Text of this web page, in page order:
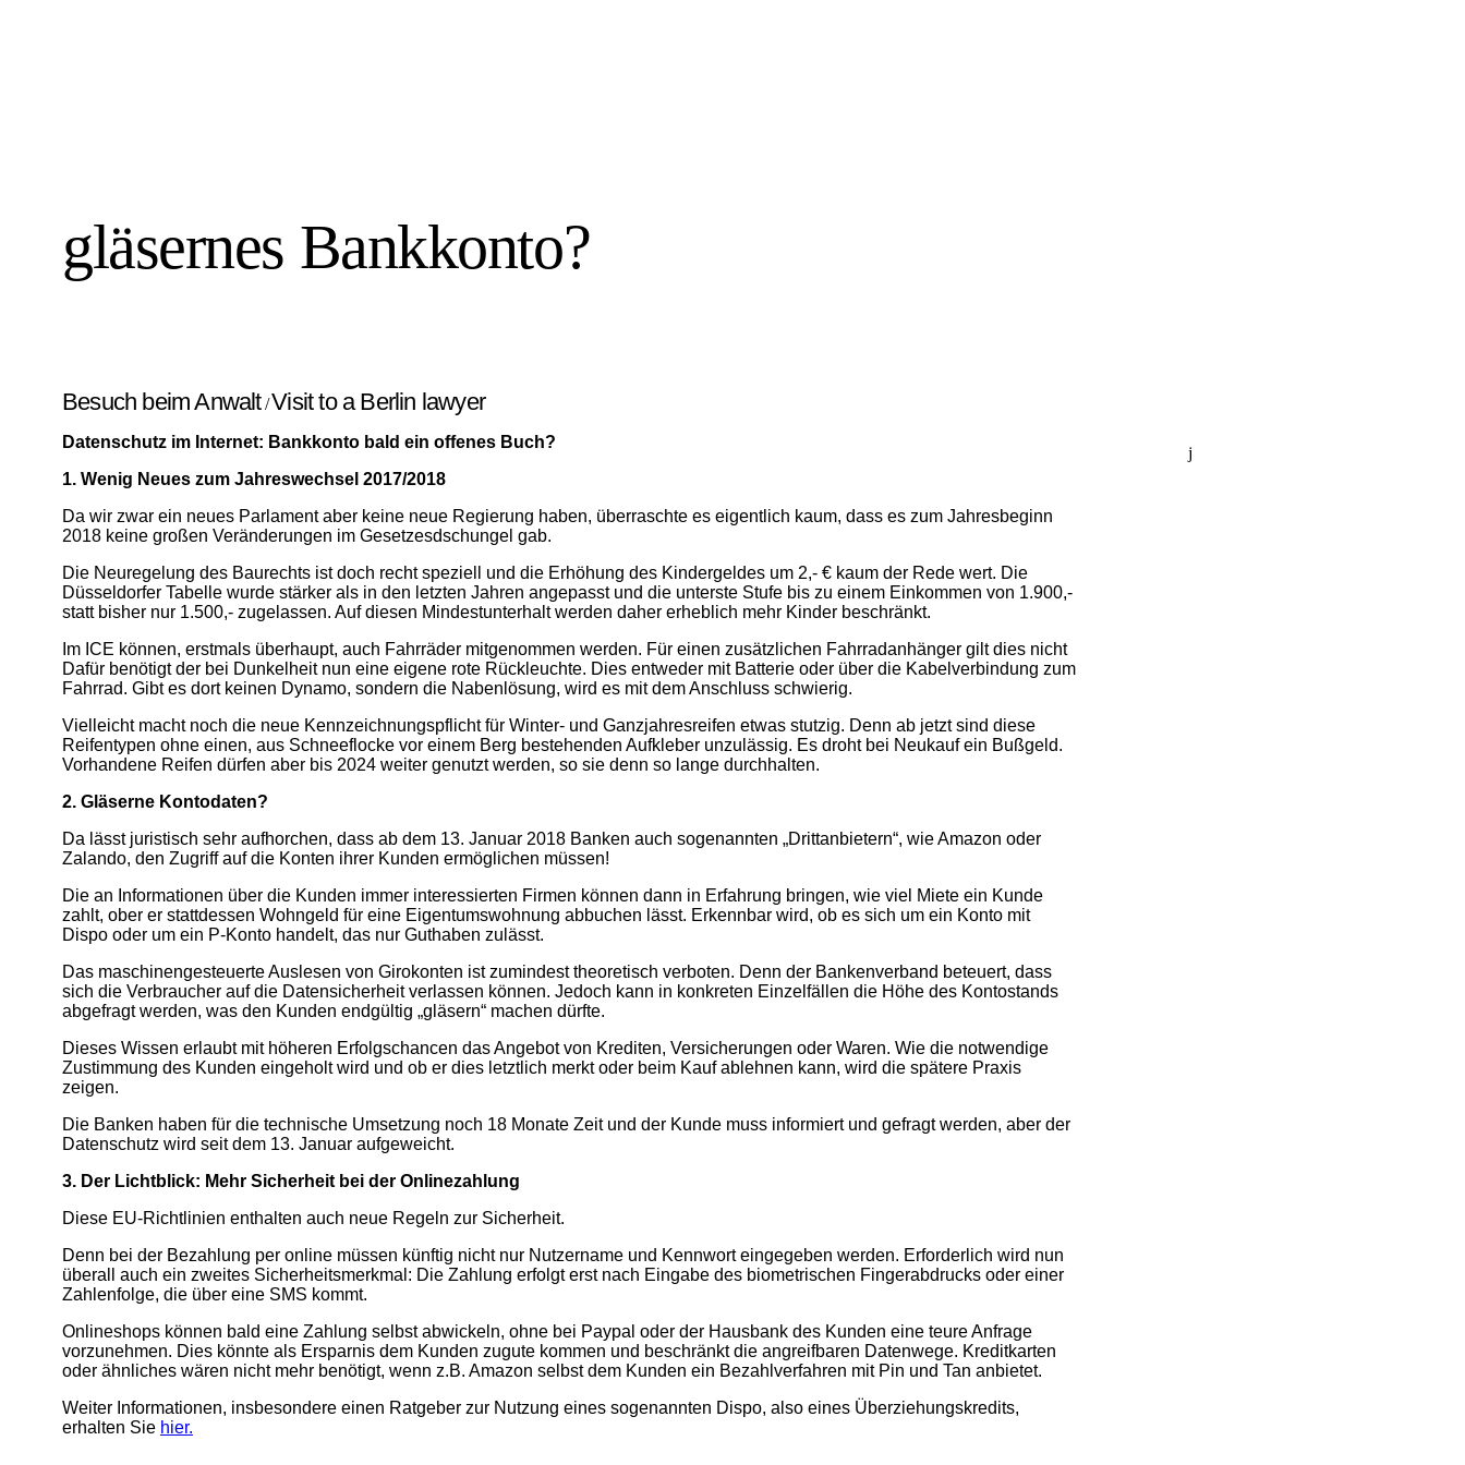
gläsernes Bankkonto?
Besuch beim Anwalt/Visit to a Berlin lawyer
Datenschutz im Internet: Bankkonto bald ein offenes Buch?
1. Wenig Neues zum Jahreswechsel 2017/2018
Da wir zwar ein neues Parlament aber keine neue Regierung haben, überraschte es eigentlich kaum, dass es zum Jahresbeginn
2018 keine großen Veränderungen im Gesetzesdschungel gab.
Die Neuregelung des Baurechts ist doch recht speziell und die Erhöhung des Kindergeldes um 2,- € kaum der Rede wert. Die
Düsseldorfer Tabelle wurde stärker als in den letzten Jahren angepasst und die unterste Stufe bis zu einem Einkommen von 1.900,-
statt bisher nur 1.500,- zugelassen. Auf diesen Mindestunterhalt werden daher erheblich mehr Kinder beschränkt.
Im ICE können, erstmals überhaupt, auch Fahrräder mitgenommen werden. Für einen zusätzlichen Fahrradanhänger gilt dies nicht
Dafür benötigt der bei Dunkelheit nun eine eigene rote Rückleuchte. Dies entweder mit Batterie oder über die Kabelverbindung zum
Fahrrad. Gibt es dort keinen Dynamo, sondern die Nabenlösung, wird es mit dem Anschluss schwierig.
Vielleicht macht noch die neue Kennzeichnungspflicht für Winter- und Ganzjahresreifen etwas stutzig. Denn ab jetzt sind diese
Reifentypen ohne einen, aus Schneeflocke vor einem Berg bestehenden Aufkleber unzulässig. Es droht bei Neukauf ein Bußgeld.
Vorhandene Reifen dürfen aber bis 2024 weiter genutzt werden, so sie denn so lange durchhalten.
2. Gläserne Kontodaten?
Da lässt juristisch sehr aufhorchen, dass ab dem 13. Januar 2018 Banken auch sogenannten „Drittanbietern“, wie Amazon oder
Zalando, den Zugriff auf die Konten ihrer Kunden ermöglichen müssen!
Die an Informationen über die Kunden immer interessierten Firmen können dann in Erfahrung bringen, wie viel Miete ein Kunde
zahlt, ober er stattdessen Wohngeld für eine Eigentumswohnung abbuchen lässt. Erkennbar wird, ob es sich um ein Konto mit
Dispo oder um ein P-Konto handelt, das nur Guthaben zulässt.
Das maschinengesteuerte Auslesen von Girokonten ist zumindest theoretisch verboten. Denn der Bankenverband beteuert, dass
sich die Verbraucher auf die Datensicherheit verlassen können. Jedoch kann in konkreten Einzelfällen die Höhe des Kontostands
abgefragt werden, was den Kunden endgültig „gläsern“ machen dürfte.
Dieses Wissen erlaubt mit höheren Erfolgschancen das Angebot von Krediten, Versicherungen oder Waren. Wie die notwendige
Zustimmung des Kunden eingeholt wird und ob er dies letztlich merkt oder beim Kauf ablehnen kann, wird die spätere Praxis
zeigen.
Die Banken haben für die technische Umsetzung noch 18 Monate Zeit und der Kunde muss informiert und gefragt werden, aber der
Datenschutz wird seit dem 13. Januar aufgeweicht.
3. Der Lichtblick: Mehr Sicherheit bei der Onlinezahlung
Diese EU-Richtlinien enthalten auch neue Regeln zur Sicherheit.
Denn bei der Bezahlung per online müssen künftig nicht nur Nutzername und Kennwort eingegeben werden. Erforderlich wird nun
überall auch ein zweites Sicherheitsmerkmal: Die Zahlung erfolgt erst nach Eingabe des biometrischen Fingerabdrucks oder einer
Zahlenfolge, die über eine SMS kommt.
Onlineshops können bald eine Zahlung selbst abwickeln, ohne bei Paypal oder der Hausbank des Kunden eine teure Anfrage
vorzunehmen. Dies könnte als Ersparnis dem Kunden zugute kommen und beschränkt die angreifbaren Datenwege. Kreditkarten
oder ähnliches wären nicht mehr benötigt, wenn z.B. Amazon selbst dem Kunden ein Bezahlverfahren mit Pin und Tan anbietet.
Weiter Informationen, insbesondere einen Ratgeber zur Nutzung eines sogenannten Dispo, also eines Überziehungskredits,
erhalten Sie hier.
j